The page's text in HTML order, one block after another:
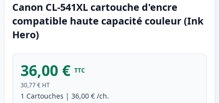
Canon CL-541XL cartouche d'encre
compatible haute capacité couleur (Ink
Hero)
36,00 € TTC
30,77 € HT
1 Cartouches | 36,00 € /ch.